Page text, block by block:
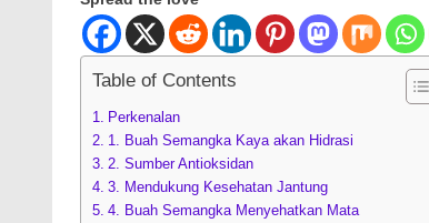
Table of Contents
Perkenalan
1. Buah Semangka Kaya akan Hidrasi
2. Sumber Antioksidan
3. Mendukung Kesehatan Jantung
4. Buah Semangka Menyehatkan Mata